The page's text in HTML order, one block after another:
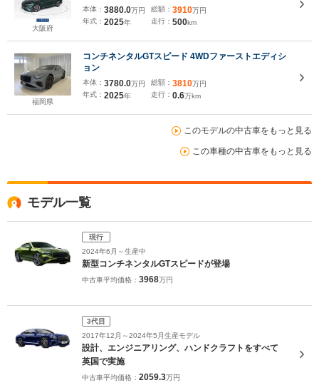
大阪府
本体： 3880.0万円
年式： 2025年
総額： 3910万円
走行： 500km
福岡県
コンチネンタルGTスピード 4WDファーストエディシ
ョン
本体： 3780.0万円
年式： 2025年
総額： 3810万円
走行： 0.6万km
このモデルの中古車をもっと見る
この車種の中古車をもっと見る
モデル一覧
現行
2024年6月～生産中
新型コンチネンタルGTスピードが登場
中古車平均価格： 3968万円
3代目
2017年12月～2024年5月生産モデル
設計、エンジニアリング、ハンドクラフトをすべて
英国で実施
中古車平均価格： 2059.3万円